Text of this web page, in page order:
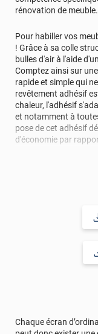
rénovation de meuble.
Pour habiller vos
! Grâce à sa colle
bulles d'air à l'aide
Comptez ainsi sur
rapide et simple qui
revêtement adhésif
chaleur, l'adhésif
et notamment à
pose de cet adhésif
d'économie par
Pour donner une
comptez sur ce vinyl
imperfections. Classé
revêtement peut être
: 10 ans
écaillage,
Chaque écran